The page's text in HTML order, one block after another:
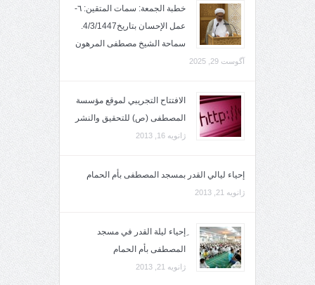
خطبة الجمعة: سمات المتقين: ٦-
عمل الإحسان بتاريخ4/3/1447.
سماحة الشيخ مصطفى المرهون
آگوست 29, 2025
الافتتاح التجريبي لموقع مؤسسة
المصطفى (ص) للتحقيق والنشر
ژانویه 16, 2013
إحياء ليالي القدر بمسجد المصطفى بأم الحمام
ژانویه 21, 2013
ِإحياء ليلة القدر في مسجد
المصطفى بأم الحمام
ژانویه 21, 2013